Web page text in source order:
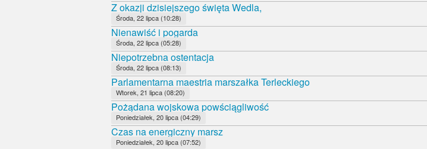
Z okazji dzisiejszego święta Wedla,
Środa, 22 lipca (10:28)
Nienawiść i pogarda
Środa, 22 lipca (05:28)
Niepotrzebna ostentacja
Środa, 22 lipca (08:13)
Parlamentarna maestria marszałka Terleckiego
Wtorek, 21 lipca (08:20)
Pożądana wojskowa powściągliwość
Poniedziałek, 20 lipca (04:29)
Czas na energiczny marsz
Poniedziałek, 20 lipca (07:52)